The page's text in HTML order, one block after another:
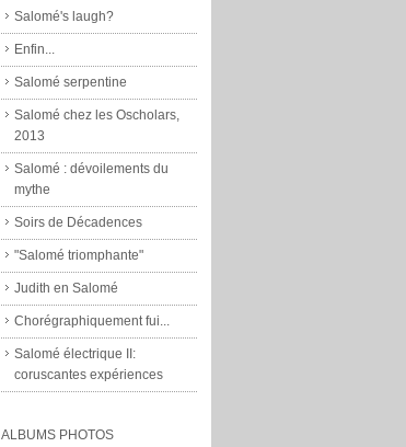
Salomé's laugh?
Enfin...
Salomé serpentine
Salomé chez les Oscholars,
2013
Salomé : dévoilements du
mythe
Soirs de Décadences
"Salomé triomphante"
Judith en Salomé
Chorégraphiquement fui...
Salomé électrique II:
coruscantes expériences
ALBUMS PHOTOS